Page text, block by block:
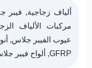
مركبات الألياف
عيوب الفيبر جلاس,
GFRP, ألواح فيبر جلاس.